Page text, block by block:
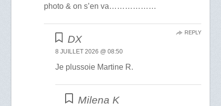
photo & on s’en va………………
DX
8 JUILLET 2026 @ 08:50
Je plussoie Martine R.
REPLY
Milena K